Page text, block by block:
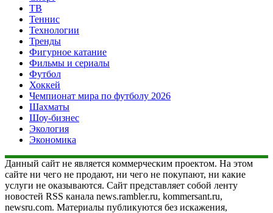
ТВ
Теннис
Технологии
Тренды
Фигурное катание
Фильмы и сериалы
Футбол
Хоккей
Чемпионат мира по футболу 2026
Шахматы
Шоу-бизнес
Экология
Экономика
Данный сайт не является коммерческим проектом. На этом
сайте ни чего не продают, ни чего не покупают, ни какие
услуги не оказываются. Сайт представляет собой ленту
новостей RSS канала news.rambler.ru, kommersant.ru,
newsru.com. Материалы публикуются без искажения,